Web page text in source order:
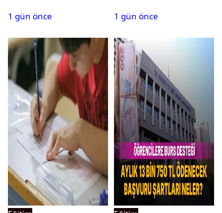
başladı
1 gün önce
60 bin liraya kadar burs
1 gün önce